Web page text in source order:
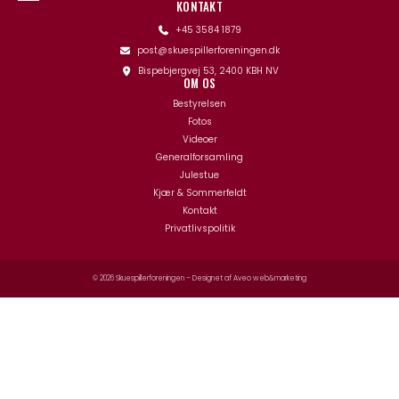
KONTAKT
+45 3584 1879
post@skuespillerforeningen.dk
Bispebjergvej 53, 2400 KBH NV
OM OS
Bestyrelsen
Fotos
Videoer
Generalforsamling
Julestue
Kjær & Sommerfeldt
Kontakt
Privatlivspolitik
© 2026 Skuespillerforeningen – Designet afAveo web&marketing